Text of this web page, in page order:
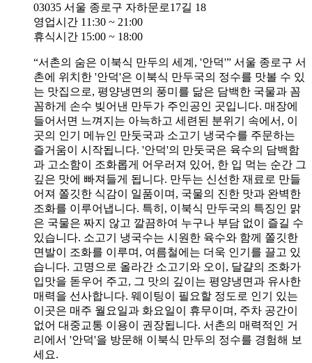
03035 서울 종로구 자하문로17길 18
영업시간 11:30 ~ 21:00
휴식시간 15:00 ~ 18:00
“서촌의 숨은 이북식 만두의 세계, '안덕'” 서울 종로구 서
촌에 위치한 '안덕'은 이북식 만두국의 정수를 맛볼 수 있
는 맛집으로, 평양냉면의 풍미를 닮은 담백한 국물과 꼼
꼼하게 손수 빚어낸 만두가 주인공인 곳입니다. 매장에
들어서면 느껴지는 아늑하고 세련된 분위기 속에서, 이
곳의 인기 메뉴인 만둣국과 소고기 냉국수를 주문하는
즐거움이 시작됩니다. '안덕'의 만둣국은 육수의 담백함
과 고소함이 조화롭게 어우러져 있어, 한 입 먹는 순간 그
깊은 맛에 빠져들게 됩니다. 만두는 신선한 재료로 만들
어져 쫄깃한 식감이 일품이며, 국물의 진한 맛과 완벽한
조화를 이루어냅니다. 특히, 이북식 만두국의 특징인 맑
은 국물은 짜지 않고 깔끔하여 누구나 부담 없이 즐길 수
있습니다. 소고기 냉국수는 시원한 육수와 함께 쫄깃한
면발이 조화를 이루며, 여름철에는 더욱 인기를 끌고 있
습니다. 고명으로 올라간 소고기와 오이, 달걀의 조화가
입맛을 돋우어 주고, 그 맛의 깊이는 평양냉면과 유사한
매력을 선사합니다. 웨이팅이 필요할 정도로 인기 있는
이곳은 매주 월요일과 화요일이 휴무이며, 주차 공간이
없어 대중교통 이용이 권장됩니다. 서촌의 매력적인 거
리에서 '안덕'을 방문해 이북식 만두의 정수를 경험해 보
세요.